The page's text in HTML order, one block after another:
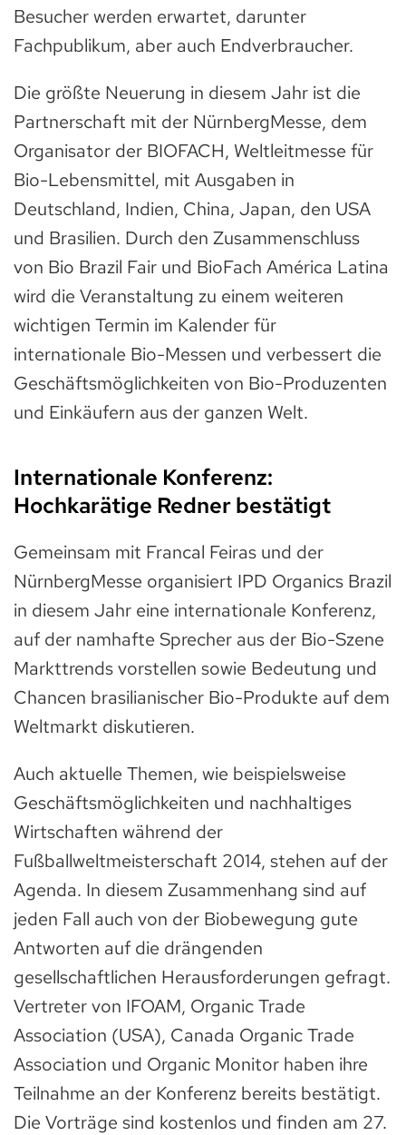
Besucher werden erwartet, darunter
Fachpublikum, aber auch Endverbraucher.
Die größte Neuerung in diesem Jahr ist die
Partnerschaft mit der NürnbergMesse, dem
Organisator der BIOFACH, Weltleitmesse für
Bio-Lebensmittel, mit Ausgaben in
Deutschland, Indien, China, Japan, den USA
und Brasilien. Durch den Zusammenschluss
von Bio Brazil Fair und BioFach América Latina
wird die Veranstaltung zu einem weiteren
wichtigen Termin im Kalender für
internationale Bio-Messen und verbessert die
Geschäftsmöglichkeiten von Bio-Produzenten
und Einkäufern aus der ganzen Welt.
Internationale Konferenz:
Hochkarätige Redner bestätigt
Gemeinsam mit Francal Feiras und der
NürnbergMesse organisiert IPD Organics Brazil
in diesem Jahr eine internationale Konferenz,
auf der namhafte Sprecher aus der Bio-Szene
Markttrends vorstellen sowie Bedeutung und
Chancen brasilianischer Bio-Produkte auf dem
Weltmarkt diskutieren.
Auch aktuelle Themen, wie beispielsweise
Geschäftsmöglichkeiten und nachhaltiges
Wirtschaften während der
Fußballweltmeisterschaft 2014, stehen auf der
Agenda. In diesem Zusammenhang sind auf
jeden Fall auch von der Biobewegung gute
Antworten auf die drängenden
gesellschaftlichen Herausforderungen gefragt.
Vertreter von IFOAM, Organic Trade
Association (USA), Canada Organic Trade
Association und Organic Monitor haben ihre
Teilnahme an der Konferenz bereits bestätigt.
Die Vorträge sind kostenlos und finden am 27.